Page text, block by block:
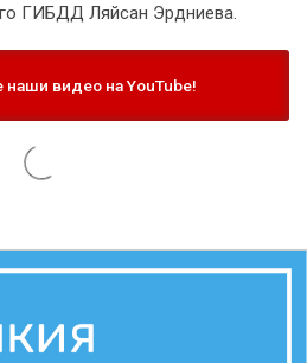
ГИБДД Ляйсан Эрдниева.
наши видео на YouTube!